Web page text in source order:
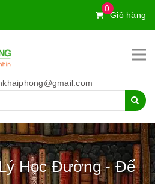
0
Giỏ hàng
Học Đường - Để